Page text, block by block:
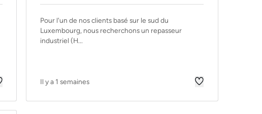
Pour l'un de nos clients basé sur le sud du
Luxembourg, nous recherchons un repasseur
industriel (H...
Il y a 1 semaines